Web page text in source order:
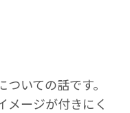
いての話です。
メージが付きにく